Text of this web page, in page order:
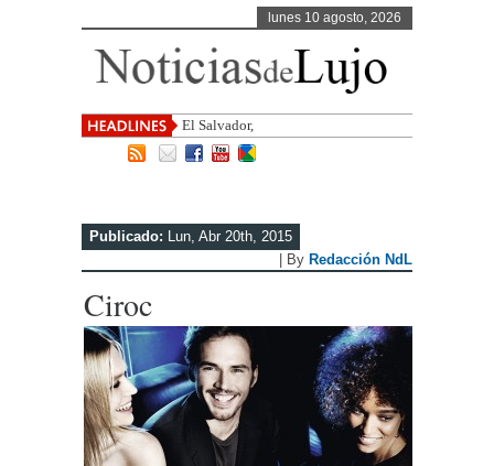
lunes 10 agosto, 2026
El Salvador, uno de los destinos con
Publicado: Lun, Abr 20th, 2015
| By Redacción NdL
Ciroc